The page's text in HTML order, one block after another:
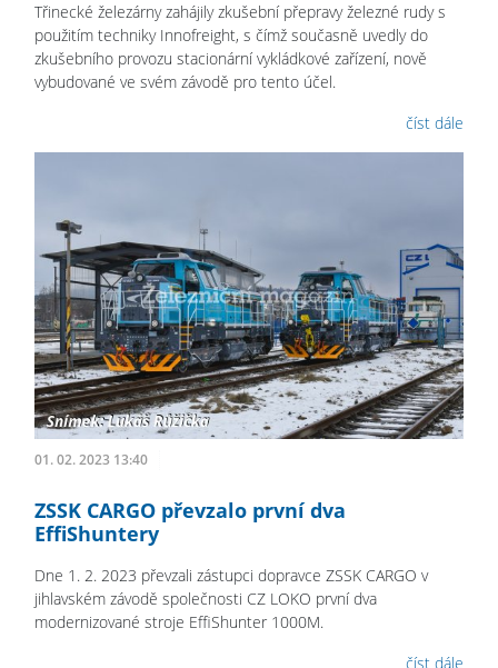
Třinecké železárny zahájily zkušební přepravy železné rudy s
použitím techniky Innofreight, s čímž současně uvedly do
zkušebního provozu stacionární vykládkové zařízení, nově
vybudované ve svém závodě pro tento účel.
číst dále
01. 02. 2023 13:40
ZSSK CARGO převzalo první dva
EffiShuntery
Dne 1. 2. 2023 převzali zástupci dopravce ZSSK CARGO v
jihlavském závodě společnosti CZ LOKO první dva
modernizované stroje EffiShunter 1000M.
číst dále